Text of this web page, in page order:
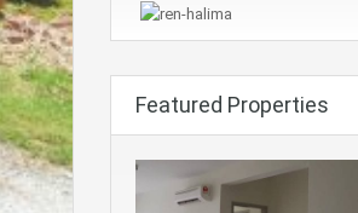
Featured Properties